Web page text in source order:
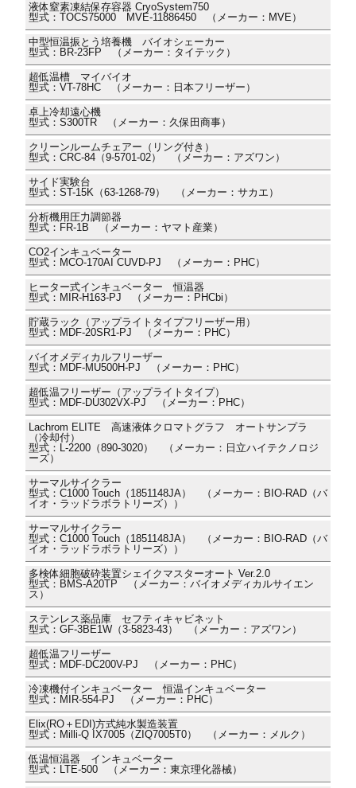
液体窒素凍結保存容器 CryoSystem750
型式：TOCS75000 MVE-11886450 （メーカー：MVE）
中型恒温振とう培養機 バイオシェーカー
型式：BR-23FP （メーカー：タイテック）
超低温槽 マイバイオ
型式：VT-78HC （メーカー：日本フリーザー）
卓上冷却遠心機
型式：S300TR （メーカー：久保田商事）
クリーンルームチェアー（リング付き）
型式：CRC-84（9-5701-02） （メーカー：アズワン）
サイド実験台
型式：ST-15K（63-1268-79） （メーカー：サカエ）
分析機用圧力調節器
型式：FR-1B （メーカー：ヤマト産業）
CO2インキュベーター
型式：MCO-170AI CUVD-PJ （メーカー：PHC）
ヒーター式インキュベーター 恒温器
型式：MIR-H163-PJ （メーカー：PHCbi）
貯蔵ラック（アップライトタイプフリーザー用）
型式：MDF-20SR1-PJ （メーカー：PHC）
バイオメディカルフリーザー
型式：MDF-MU500H-PJ （メーカー：PHC）
超低温フリーザー（アップライトタイプ）
型式：MDF-DU302VX-PJ （メーカー：PHC）
Lachrom ELITE 高速液体クロマトグラフ オートサンプラ
（冷却付）
型式：L-2200（890-3020） （メーカー：日立ハイテクノロジ
ーズ）
サーマルサイクラー
型式：C1000 Touch（1851148JA） （メーカー：BIO-RAD（バ
イオ・ラッドラボラトリーズ））
サーマルサイクラー
型式：C1000 Touch（1851148JA） （メーカー：BIO-RAD（バ
イオ・ラッドラボラトリーズ））
多検体細胞破砕装置シェイクマスターオート Ver.2.0
型式：BMS-A20TP （メーカー：バイオメディカルサイエン
ス）
ステンレス薬品庫 セフティキャビネット
型式：GF-3BE1W（3-5823-43） （メーカー：アズワン）
超低温フリーザー
型式：MDF-DC200V-PJ （メーカー：PHC）
冷凍機付インキュベーター 恒温インキュベーター
型式：MIR-554-PJ （メーカー：PHC）
Elix(RO＋EDI)方式純水製造装置
型式：Milli-Q IX7005（ZIQ7005T0） （メーカー：メルク）
低温恒温器 インキュベーター
型式：LTE-500 （メーカー：東京理化器械）